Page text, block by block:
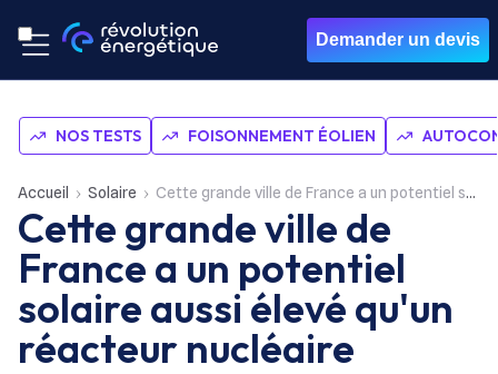
Demander un devis
NOS TESTS FOISONNEMENT ÉOLIEN
Accueil Solaire Cette grande ville de France a un potentiel solaire aussi élevé qu'un réacteur nucléaire
Cette grande ville de
France a un potentiel
solaire aussi élevé qu'un
réacteur nucléaire